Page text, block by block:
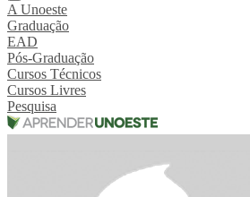
A Unoeste
Graduação
EAD
Pós-Graduação
Cursos Técnicos
Cursos Livres
Pesquisa